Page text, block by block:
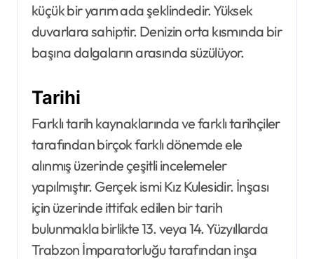
küçük bir yarım ada şeklindedir. Yüksek
duvarlara sahiptir. Denizin orta kısmında bir
başına dalgaların arasında süzülüyor.
Tarihi
Farklı tarih kaynaklarında ve farklı tarihçiler
tarafından birçok farklı dönemde ele
alınmış üzerinde çeşitli incelemeler
yapılmıştır. Gerçek ismi Kız Kulesidir. İnşası
için üzerinde ittifak edilen bir tarih
bulunmakla birlikte 13. veya 14. Yüzyıllarda
Trabzon İmparatorluğu tarafından inşa